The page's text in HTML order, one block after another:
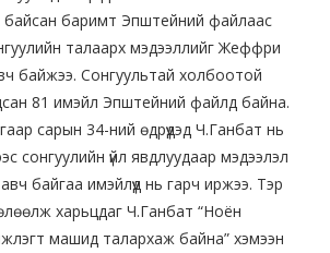
баримт Эпштейний файлаас
талаарх мэдээллийг Жеффри
байжээ. Сонгуультай холбоотой
81 имэйл Эпштейний файлд байна.
сарын 34-ний өдрүүдэд Ч.Ганбат нь
сонгуулийн үйл явдлуудаар мэдээлэл
байгаа имэйлүүд нь гарч иржээ. Тэр
харьцдаг Ч.Ганбат “Ноён
машид талархаж байна” хэмээн